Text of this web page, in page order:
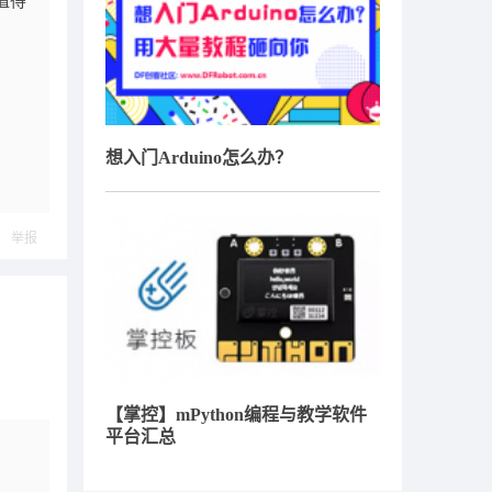
举报
想入门Arduino怎么办？
【掌控】mPython编程与教学软件
平台汇总